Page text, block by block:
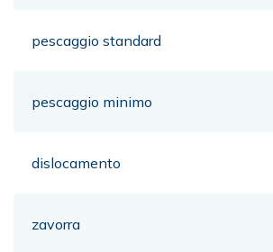
pescaggio standard
pescaggio minimo
dislocamento
zavorra